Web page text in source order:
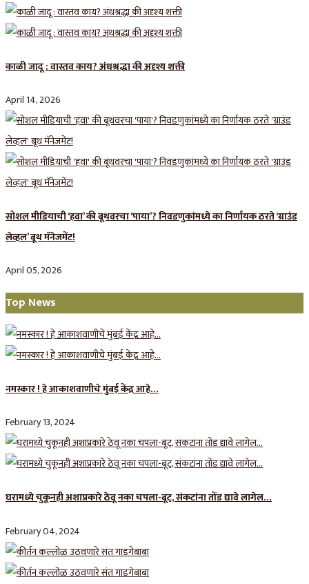
काळी जादू : वास्तव काय? अंधश्रद्धा की अदृश्य शक्ती
April 14, 2026
सोशल मीडियाची ‘हवा’ की बूथवरचा ‘पाया’? निवडणुकांमध्ये का निर्णायक ठरते ‘ग्राउंड
लेव्हल’ बूथ मॅनेजमेंट!
April 05, 2026
Top News
नमस्कार ! हे आकाशवाणीचे मुंबई केंद्र आहे…
February 13, 2024
घरामध्ये चुकूनही अशाप्रकारे ठेवू नका चपला-बूट, संकटांना तोंड द्यावे लागेल…
February 04, 2024